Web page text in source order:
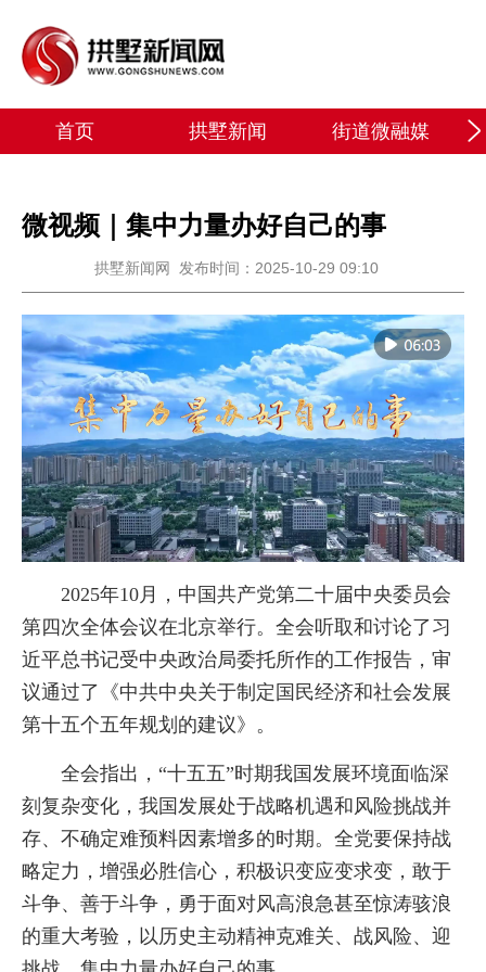
首页 拱墅新闻 街道微融媒
微视频｜集中力量办好自己的事
拱墅新闻网 发布时间：2025-10-29 09:10
2025年10月，中国共产党第二十届中央委员会
第四次全体会议在北京举行。全会听取和讨论了习
近平总书记受中央政治局委托所作的工作报告，审
议通过了《中共中央关于制定国民经济和社会发展
第十五个五年规划的建议》。
全会指出，“十五五”时期我国发展环境面临深
刻复杂变化，我国发展处于战略机遇和风险挑战并
存、不确定难预料因素增多的时期。全党要保持战
略定力，增强必胜信心，积极识变应变求变，敢于
斗争、善于斗争，勇于面对风高浪急甚至惊涛骇浪
的重大考验，以历史主动精神克难关、战风险、迎